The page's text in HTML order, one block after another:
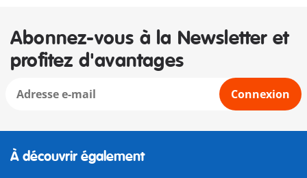
Abonnez-vous à la Newsletter et
profitez d'avantages
Connexion
À découvrir également